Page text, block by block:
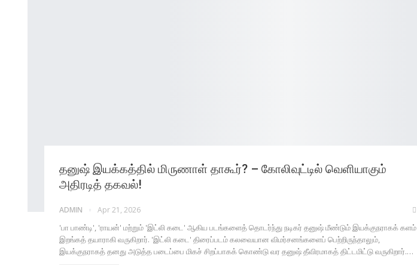
தனுஷ் இயக்கத்தில் மிருணாள் தாகூர்? – கோலிவுட்டில் வெளியாகும்
அதிரடித் தகவல்!
ADMIN Apr 21, 2026
'பா பாண்டி', 'ராயன்' மற்றும் 'இட்லி கடை' ஆகிய படங்களைத் தொடர்ந்து நடிகர் தனுஷ் மீண்டும் இயக்குநராகக் களம்
இறங்கத் தயாராகி வருகிறார். 'இட்லி கடை' திரைப்படம் கலவையான விமர்சனங்களைப் பெற்றிருந்தாலும்,
இயக்குநராகத் தனது அடுத்த படைப்பை மிகச் சிறப்பாகக் கொண்டு வர தனுஷ் தீவிரமாகத் திட்டமிட்டு வருகிறார்.…